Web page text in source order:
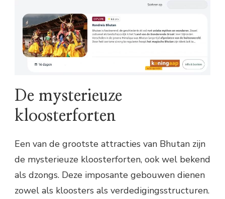
De mysterieuze
kloosterforten
Een van de grootste attracties van Bhutan zijn
de mysterieuze kloosterforten, ook wel bekend
als dzongs. Deze imposante gebouwen dienen
zowel als kloosters als verdedigingsstructuren.